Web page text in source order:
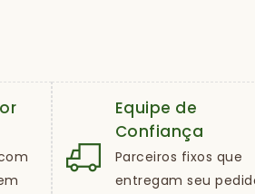
Equipe de
Confiança
Parceiros fixos que
entregam seu